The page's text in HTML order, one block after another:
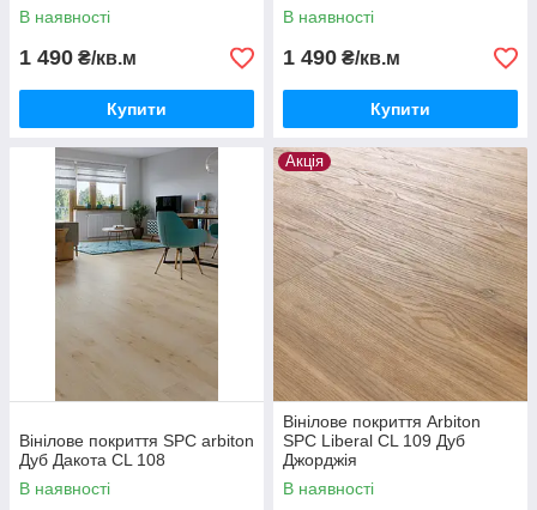
В наявності
1 490 ₴/кв.м
Купити
В наявності
1 490 ₴/кв.м
Купити
Вінілове покриття SPC arbiton
Дуб Дакота СL 108
В наявності
Акція
Вінілове покриття Arbiton
SPC Liberal CL 109 Дуб
Джорджія
В наявності